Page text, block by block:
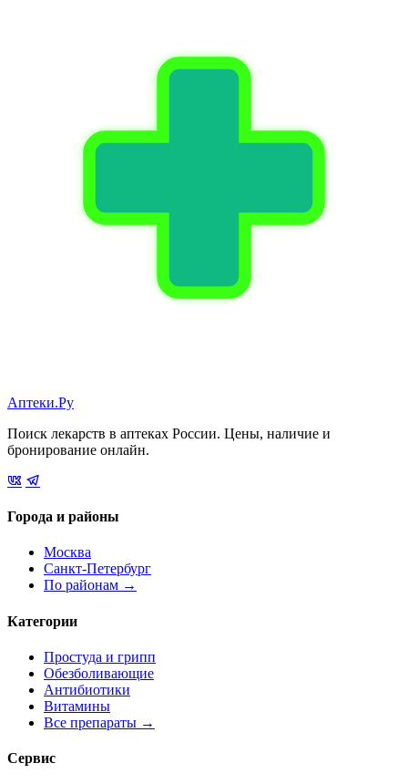
Аптеки.Ру
Поиск лекарств в аптеках России. Цены, наличие и
бронирование онлайн.
Города и районы
Москва
Санкт-Петербург
По районам →
Категории
Простуда и грипп
Обезболивающие
Антибиотики
Витамины
Все препараты →
Сервис